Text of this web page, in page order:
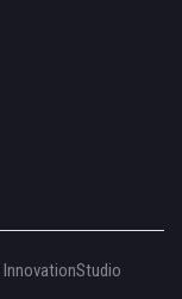
InnovationStudio